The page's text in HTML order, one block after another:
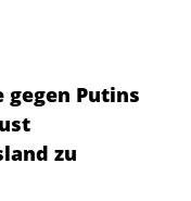
Putins
zu